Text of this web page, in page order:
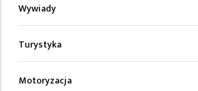
Wywiady
Turystyka
Motoryzacja